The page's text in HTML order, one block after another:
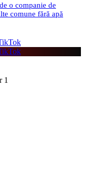
o companie de
comune fără apă